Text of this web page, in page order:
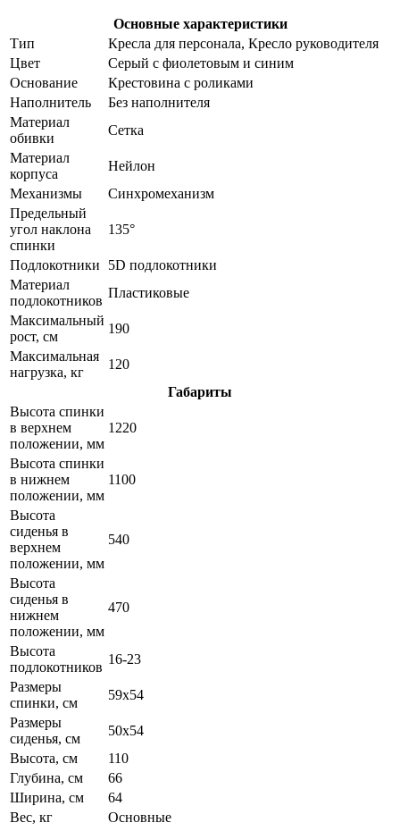
Основные характеристики
Тип
Кресла для персонала, Кресло руководителя
Цвет
Серый с фиолетовым и синим
Основание
Крестовина с роликами
Наполнитель
Без наполнителя
Материал
обивки
Сетка
Материал
корпуса
Нейлон
Механизмы
Синхромеханизм
Предельный
угол наклона
спинки
135°
Подлокотники
5D подлокотники
Материал
подлокотников
Пластиковые
Максимальный
рост, см
190
Максимальная
нагрузка, кг
120
Габариты
Высота спинки
в верхнем
положении, мм
1220
Высота спинки
в нижнем
положении, мм
1100
Высота
сиденья в
верхнем
положении, мм
540
Высота
сиденья в
нижнем
положении, мм
470
Высота
подлокотников
16-23
Размеры
спинки, см
59х54
Размеры
сиденья, см
50х54
Высота, см
110
Глубина, см
66
Ширина, см
64
Вес, кг
Основные